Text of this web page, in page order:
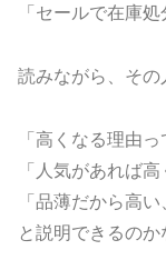
「セールで在庫処
読みながら、その
「高くなる理由
「人気があれば
「品薄だから高
と説明できるのか